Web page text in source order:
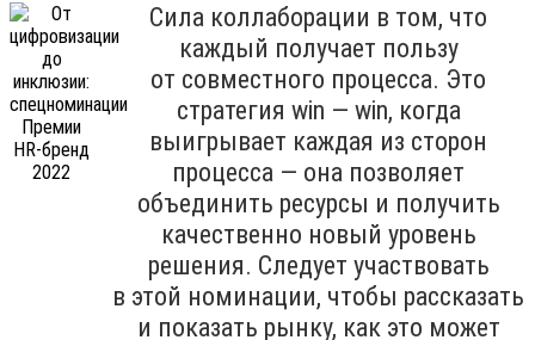
Сила коллаборации в том, что
каждый получает пользу
от совместного процесса. Это
стратегия win — win, когда
выигрывает каждая из сторон
процесса — она позволяет
объединить ресурсы и получить
качественно новый уровень
решения. Следует участвовать
в этой номинации, чтобы рассказать
и показать рынку, как это может